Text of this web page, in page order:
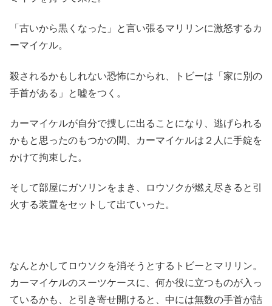
「古いから黒くなった」と言い張るマリリンに激怒するカ
ーマイケル。
殺されるかもしれない恐怖にかられ、トビーは「家に別の
手首がある」と嘘をつく。
カーマイケルが自分で捜しに出ることになり、逃げられる
かもと思ったのもつかの間、カーマイケルは２人に手錠を
かけて拘束した。
そして部屋にガソリンをまき、ロウソクが燃え尽きると引
火する装置をセットして出ていった。
なんとかしてロウソクを消そうとするトビーとマリリン。
カーマイケルのスーツケースに、何か役に立つものが入っ
ているかも、と引き寄せ開けると、中には無数の手首が詰